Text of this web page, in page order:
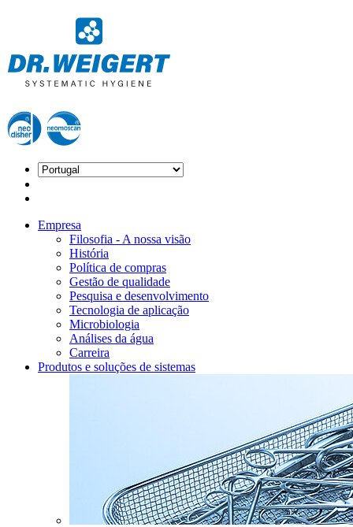
Empresa
Filosofia - A nossa visão
História
Política de compras
Gestão de qualidade
Pesquisa e desenvolvimento
Tecnologia de aplicação
Microbiologia
Análises da água
Carreira
Produtos e soluções de sistemas